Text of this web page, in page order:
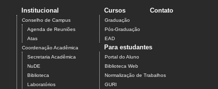
Institucional
Conselho de Campus
Agenda de Reuniões
Atas
Coordenação Acadêmica
Secretaria Acadêmica
NuDE
Biblioteca
Laboratórios
Cursos
Graduação
Pós-Graduação
EAD
Contato
Para estudantes
Portal do Aluno
Biblioteca Web
Normalização de Trabalhos
GURI